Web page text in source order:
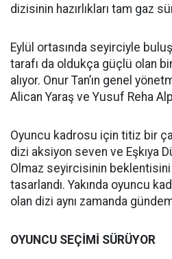
dizisinin hazırlıkları tam gaz
Eylül ortasında seyirciyle
tarafı da oldukça güçlü olan
alıyor. Onur Tan’ın genel
Alican Yaraş ve Yusuf Reha
Oyuncu kadrosu için titiz bir
dizi aksiyon seven ve Eşkıya
Olmaz seyircisinin
tasarlandı. Yakında oyuncu
olan dizi aynı zamanda
OYUNCU SEÇİMİ SÜRÜYOR